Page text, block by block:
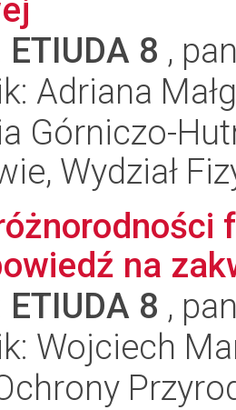
ETIUDA 8 ,
Adriana
Górniczo-
Wydział
na
ETIUDA 8 ,
Wojciech